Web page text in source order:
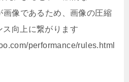
画像であるため、画像の圧縮
ス向上に繋がります
performance/rules.html